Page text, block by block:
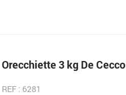
Orecchiette 3 kg De Cecco
REF : 6281